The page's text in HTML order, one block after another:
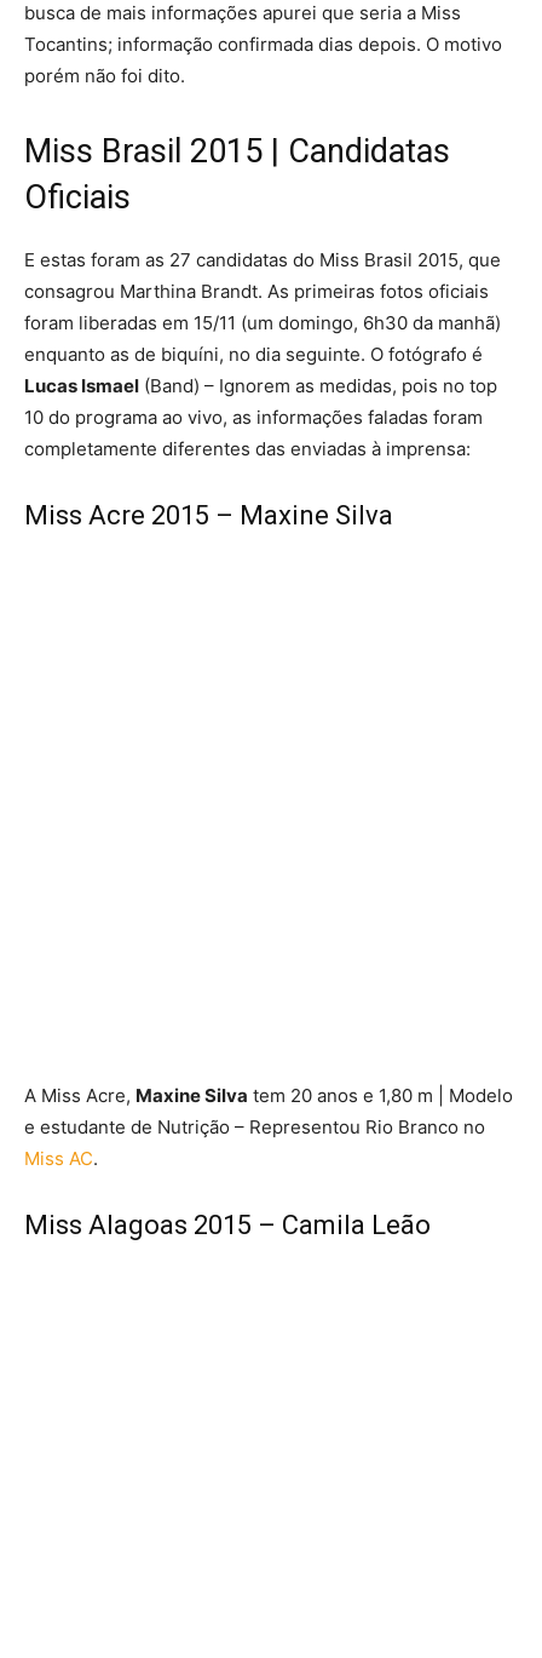
busca de mais informações apurei que seria a Miss
Tocantins; informação confirmada dias depois. O motivo
porém não foi dito.
Miss Brasil 2015 | Candidatas
Oficiais
E estas foram as 27 candidatas do Miss Brasil 2015, que
consagrou Marthina Brandt. As primeiras fotos oficiais
foram liberadas em 15/11 (um domingo, 6h30 da manhã)
enquanto as de biquíni, no dia seguinte. O fotógrafo é
Lucas Ismael (Band) – Ignorem as medidas, pois no top
10 do programa ao vivo, as informações faladas foram
completamente diferentes das enviadas à imprensa:
Miss Acre 2015 – Maxine Silva
A Miss Acre, Maxine Silva tem 20 anos e 1,80 m | Modelo
e estudante de Nutrição – Representou Rio Branco no
Miss AC.
Miss Alagoas 2015 – Camila Leão